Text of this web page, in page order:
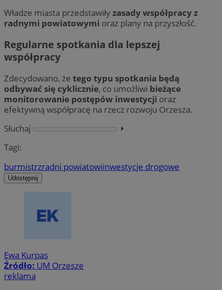
Władze miasta przedstawiłyzasady współpracy z
radnymi powiatowymi oraz plany na przyszłość.
Regularne spotkania dla lepszej
współpracy
Zdecydowano, że tego typu spotkania będą
odbywać się cyklicznie, co umożliwi bieżące
monitorowanie postępów inwestycji oraz
efektywną współpracę na rzecz rozwoju Orzesza.
Słuchaj
⏵︎
Tagi:
burmistrzradni powiatowiinwestycje drogowe
Udostępnij
Ewa Kurpas
Źródło: UM Orzesze
reklama